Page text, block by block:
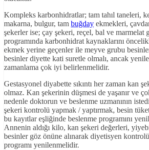
Kompleks karbonhidratlar; tam tahıl taneleri,
makarna, bulgur, tam buğday ekmekleri,
şekerler ise; çay şekeri, reçel, bal ve marmelat
programında karbonhidrat kaynaklarını
ekmek yerine geçenler ile meyve grubu
besinler diyette kati suretle olmalı, ancak
zamanlama çok iyi belirlenmelidir.
Gestasyonel diyabette sıkıntı her zaman kan
olmaz. Kan şekerinin düşmesi de yaşanır ve
nedenle doktorun ve beslenme uzmanının
şekeri kontrolü yapmak / yaptırmak, besin
bu kayıtlar eşliğinde beslenme programını
Annenin aldığı kilo, kan şekeri değerleri,
besinler göz önüne alınarak diyetisyen
programı yenilenmelidir.